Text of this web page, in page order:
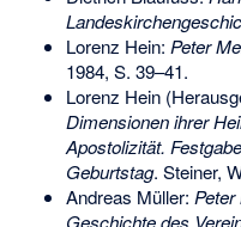
Lorenz Hein: Peter
1984, S. 39–41.
Lorenz Hein
Dimensionen ihrer
Apostolizität.
Geburtstag. Steiner,
Andreas Müller: Peter